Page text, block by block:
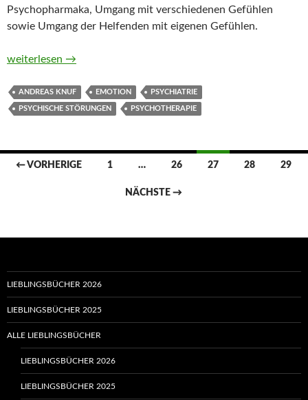
Psychopharmaka, Umgang mit verschiedenen Gefühlen
sowie Umgang der Helfenden mit eigenen Gefühlen.
Umgang mit Gefühlen in der psychiatrischen Arbeit von
weiterlesen →
ANDREAS KNUF EMOTION PSYCHIATRIE
PSYCHISCHE STÖRUNGEN PSYCHOTHERAPIE
Beitragsnavigation
← VORHERIGE 1 … 26 27 28 29
NÄCHSTE →
LIEBLINGSBÜCHER 2026
LIEBLINGSBÜCHER 2025
ALLE LIEBLINGSBÜCHER
LIEBLINGSBÜCHER 2026
LIEBLINGSBÜCHER 2025